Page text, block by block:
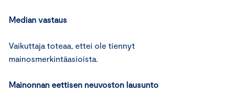
Median vastaus
Vaikuttaja toteaa, ettei ole tiennyt
mainosmerkintäasioista.
Mainonnan eettisen neuvoston lausunto